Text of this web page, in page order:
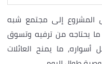
المشروع إلى مجتمع شبه
يحتاجه من ترفيه وتسوق
ما يمنح العائلات